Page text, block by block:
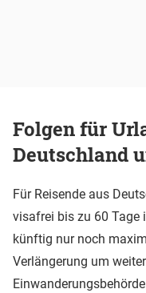
Folgen für
Deutschland
Für Reisende aus
visafrei bis zu 60 Tage
künftig nur noch
Verlängerung um